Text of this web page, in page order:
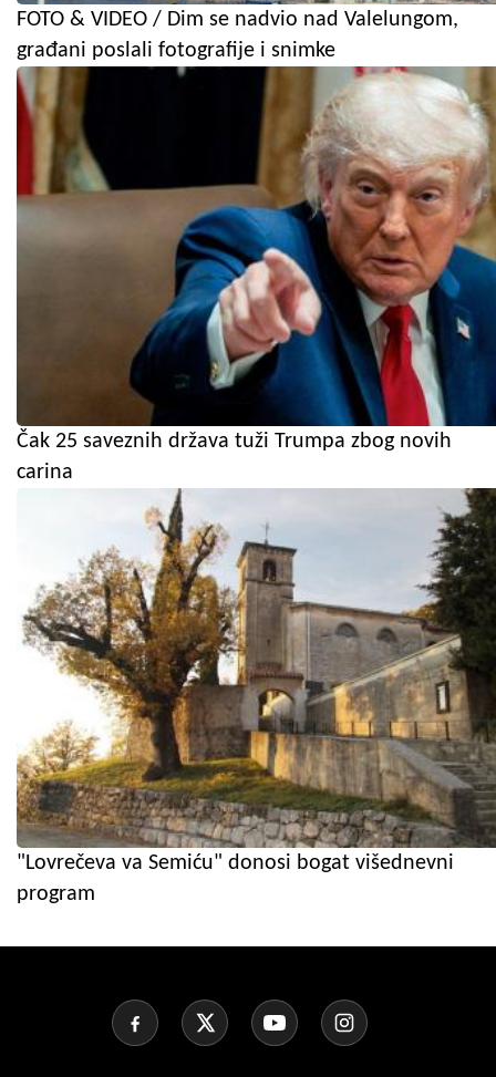
FOTO & VIDEO / Dim se nadvio nad Valelungom,
građani poslali fotografije i snimke
Čak 25 saveznih država tuži Trumpa zbog novih
carina
"Lovrečeva va Semiću" donosi bogat višednevni
program